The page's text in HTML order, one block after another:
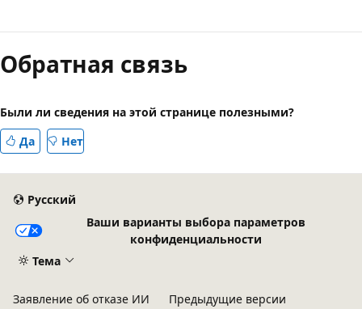
Обратная связь
Были ли сведения на этой странице полезными?
Да
Нет
Русский
Ваши варианты выбора параметров
конфиденциальности
Тема
Заявление об отказе ИИ Предыдущие версии